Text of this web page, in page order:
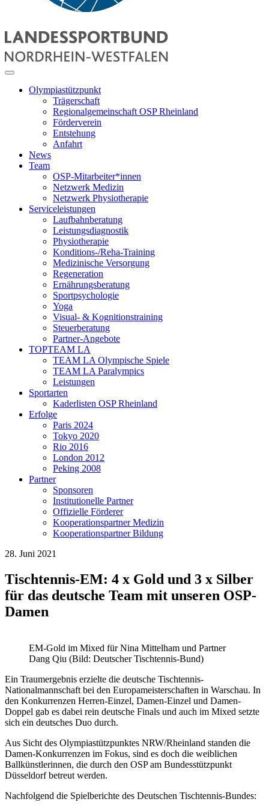
Olympiastützpunkt
Trägerschaft
Regionalgemeinschaft OSP Rheinland
Förderverein
Entstehung
Anfahrt
News
Team
OSP-Mitarbeiter*innen
Netzwerk Medizin
Netzwerk Physiotherapie
Serviceleistungen
Laufbahnberatung
Leistungsdiagnostik
Physiotherapie
Konditions-/Reha-Training
Medizinische Versorgung
Regeneration
Ernährungsberatung
Sportpsychologie
Yoga
Visual- & Kognitionstraining
Steuerberatung
Partner-Angebote
TOPTEAM LA
TEAM LA Olympische Spiele
TEAM LA Paralympics
Leistungen
Sportarten
Kaderlisten OSP Rheinland
Erfolge
Paris 2024
Tokyo 2020
Rio 2016
London 2012
Peking 2008
Partner
Sponsoren
Institutionelle Partner
Offizielle Förderer
Kooperationspartner Medizin
Kooperationspartner Bildung
28. Juni 2021
Tischtennis-EM: 4 x Gold und 3 x Silber
für das deutsche Team mit unseren OSP-
Damen
EM-Gold im Mixed für Nina Mittelham und Partner
Dang Qiu (Bild: Deutscher Tischtennis-Bund)
Ein Traumergebnis erzielte die deutsche Tischtennis-
Nationalmannschaft bei den Europameisterschaften in Warschau. In
den Konkurrenzen Herren-Einzel, Damen-Einzel und Damen-
Doppel gab es dabei rein deutsche Finals und auch im Mixed setzte
sich ein deutsches Duo durch.
Aus Sicht des Olympiastützpunktes NRW/Rheinland standen die
Damen-Konkurrenzen im Fokus, sind es doch die weiblichen
Ballkünstlerinnen, die durch den OSP am Bundesstützpunkt
Düsseldorf betreut werden.
Nachfolgend die Spielberichte des Deutschen Tischtennis-Bundes: